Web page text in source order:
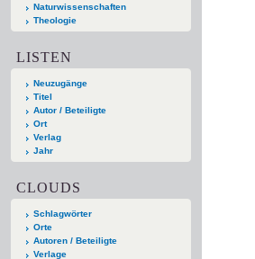
Naturwissenschaften
Theologie
LISTEN
Neuzugänge
Titel
Autor / Beteiligte
Ort
Verlag
Jahr
CLOUDS
Schlagwörter
Orte
Autoren / Beteiligte
Verlage